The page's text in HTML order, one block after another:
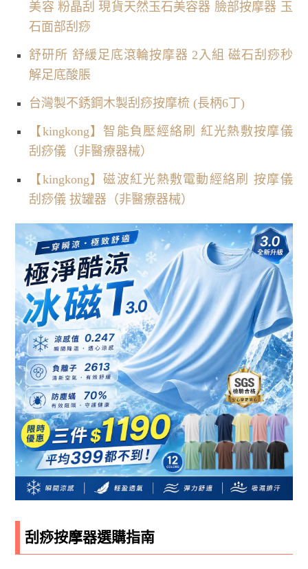
美容 粉晶刮 現貨天然玉石美容器 臉部按摩器 玉
石面部刮痧
舒研所 舒緩足底滾輪按摩器 2入組 磁石刮痧秒
解足底酸脹
台灣製不銹鋼木製刮痧按摩梳 (長柄6丁)
【kingkong】智能負壓經絡刷 紅光熱敷按摩儀
刮痧儀（非醫療器械）
【kingkong】磁波紅光熱敷電動經絡刷 按摩儀
刮痧儀 拔罐器（非醫療器械）
刮痧按摩器選購指南